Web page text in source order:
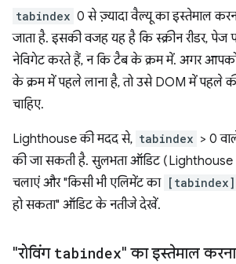
tabindex 0 से ज़्यादा वैल्यू का इस्तेमाल
जाता है. इसकी वजह यह है कि स्क्रीन रीडर,
नेविगेट करते हैं, न कि टैब के क्रम में. अगर
के क्रम में पहले लाना है, तो उसे DOM में पहले
चाहिए.
Lighthouse की मदद से, tabindex > 0
की जा सकती है. सुलभता ऑडिट (Lighthouse
चलाएं और "किसी भी एलिमेंट का [tabindex]
हो सकता" ऑडिट के नतीजे देखें.
"रोविंग tabindex" का इस्तेमाल करना